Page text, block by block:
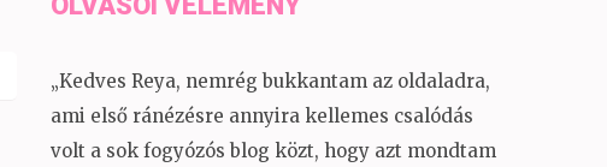
„Kedves Reya, nemrég bukkantam az oldaladra,
ami első ránézésre annyira kellemes csalódás
volt a sok fogyózós blog közt, hogy azt mondtam